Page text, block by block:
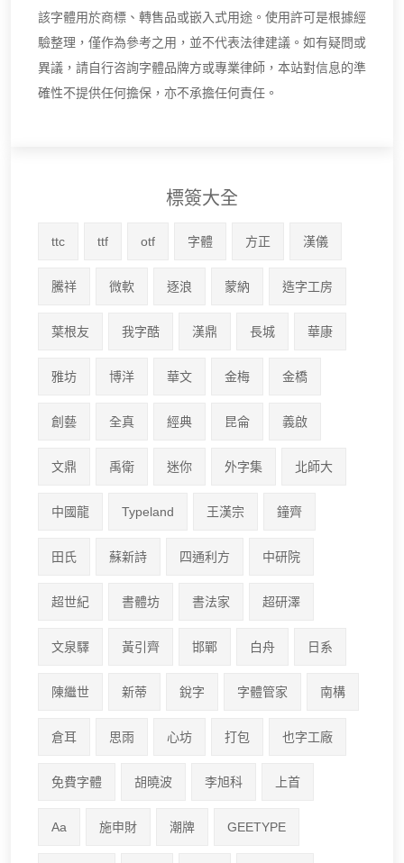
該字體用於商標、轉售品或嵌入式用途。使用許可是根據經
驗整理，僅作為參考之用，並不代表法律建議。如有疑問或
異議，請自行咨詢字體品牌方或專業律師，本站對信息的準
確性不提供任何擔保，亦不承擔任何責任。
標簽大全
ttc ttf otf 字體 方正 漢儀
騰祥 微軟 逐浪 蒙納 造字工房
葉根友 我字酷 漢鼎 長城 華康
雅坊 博洋 華文 金梅 金橋
創藝 全真 經典 昆侖 義啟
文鼎 禹衛 迷你 外字集 北師大
中國龍 Typeland 王漢宗 鐘齊
田氏 蘇新詩 四通利方 中研院
超世紀 書體坊 書法家 超研澤
文泉驛 黃引齊 邯鄲 白舟 日系
陳繼世 新蒂 銳字 字體管家 南構
倉耳 思雨 心坊 打包 也字工廠
免費字體 胡曉波 李旭科 上首
Aa 施申財 潮牌 GEETYPE